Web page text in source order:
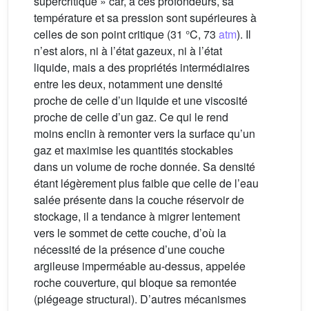
température et sa pression sont supérieures à
celles de son point critique (31 °C, 73 atm). Il
n’est alors, ni à l’état gazeux, ni à l’état
liquide, mais a des propriétés intermédiaires
entre les deux, notamment une densité
proche de celle d’un liquide et une viscosité
proche de celle d’un gaz. Ce qui le rend
moins enclin à remonter vers la surface qu’un
gaz et maximise les quantités stockables
dans un volume de roche donnée. Sa densité
étant légèrement plus faible que celle de l’eau
salée présente dans la couche réservoir de
stockage, il a tendance à migrer lentement
vers le sommet de cette couche, d’où la
nécessité de la présence d’une couche
argileuse imperméable au-dessus, appelée
roche couverture, qui bloque sa remontée
(piégeage structural). D’autres mécanismes